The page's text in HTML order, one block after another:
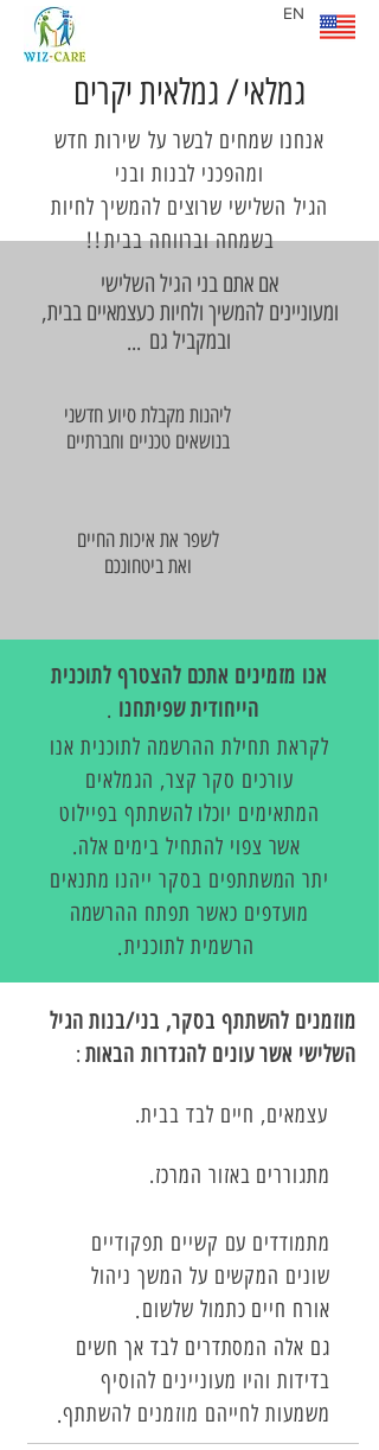
אם אתם בני הגיל השלישי
ומעוניינים להמשיך ולחיות כעצמאיים בבית,
ובמקביל גם ...
ליהנות מקבלת סיוע חדשני
בנושאים טכניים וחברתיים
לשפר את איכות החיים
ואת ביטחונכם
אנחנו שמחים לבשר על שירות חדש
ומהפכני לבנות ובני
הגיל השלישי שרוצים להמשיך לחיות
בשמחה וברווחה בבית !!
אנו מזמינים אתכם להצטרף לתוכנית
הייחודית שפיתחנו
לקראת תחילת ההרשמה לתוכנית אנו
עורכים סקר קצר, הגמלאים
המתאימים יוכלו להשתתף בפיילוט
אשר צפוי להתחיל בימים אלה
יתר המשתתפים בסקר ייהנו מתנאים
מועדפים כאשר תפתח ההרשמה
הרשמית לתוכנית
.
.
.
מוזמנים להשתתף בסקר, בני/בנות הגיל
השלישי אשר עונים להגדרות הבאות :
עצמאים, חיים לבד בבית
מתגוררים באזור המרכז
מתמודדים עם קשיים תפקודיים
שונים המקשים על המשך ניהול
אורח חיים כתמול שלשום
גם אלה המסתדרים לבד אך חשים
בדידות והיו מעוניינים להוסיף
משמעות לחייהם מוזמנים להשתתף
.
.
.
.
גמלאי/גמלאית יקרים
EN